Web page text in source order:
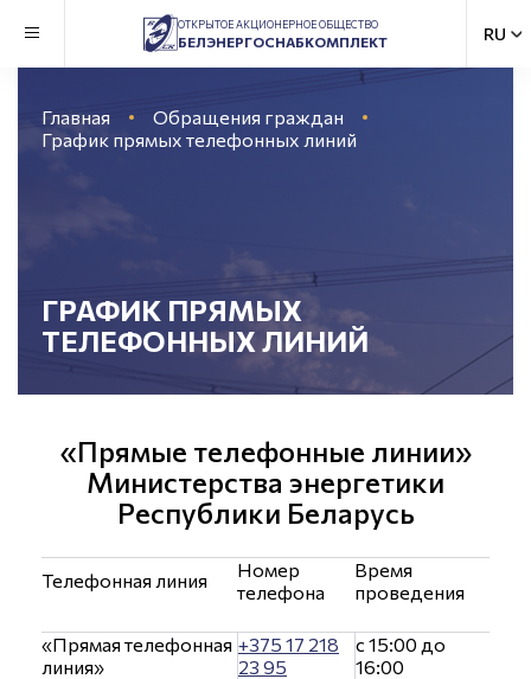
ОТКРЫТОЕ АКЦИОНЕРНОЕ ОБЩЕСТВО
БЕЛЭНЕРГОСНАБКОМПЛЕКТ
Главная
Обращения граждан
График прямых телефонных линий
ГРАФИК ПРЯМЫХ
ТЕЛЕФОННЫХ ЛИНИЙ
«Прямые телефонные линии»
Министерства энергетики
Республики Беларусь
Телефонная линия
Номер
телефона
Время
проведения
«Прямая телефонная
линия»
+375 17 218
23 95
с 15:00 до
16:00